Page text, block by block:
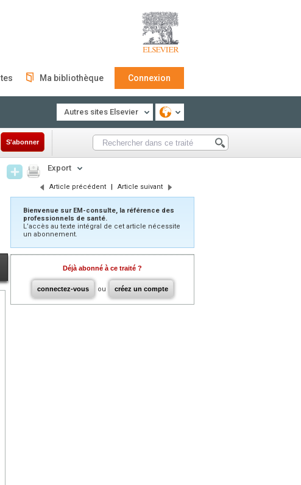
Ma bibliothèque Connexion
Autres sites Elsevier
S'abonner
Export
Article précédent | Article suivant
Bienvenue sur EM-consulte, la référence des
professionnels de santé.
L’accès au texte intégral de cet article nécessite
un abonnement.
Déjà abonné à ce traité ?
connectez-vous ou créez un compte